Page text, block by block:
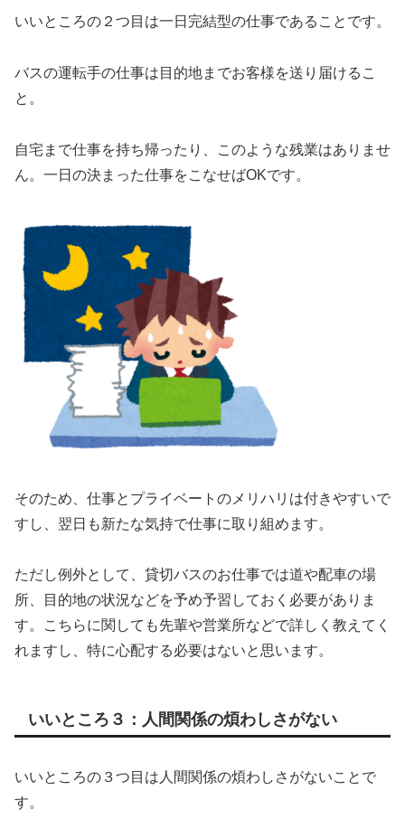
いいところの２つ目は一日完結型の仕事であることです。
バスの運転手の仕事は目的地までお客様を送り届けるこ
と。
自宅まで仕事を持ち帰ったり、このような残業はありませ
ん。一日の決まった仕事をこなせばOKです。
そのため、仕事とプライベートのメリハリは付きやすいで
すし、翌日も新たな気持で仕事に取り組めます。
ただし例外として、貸切バスのお仕事では道や配車の場
所、目的地の状況などを予め予習しておく必要がありま
す。こちらに関しても先輩や営業所などで詳しく教えてく
れますし、特に心配する必要はないと思います。
いいところ３：人間関係の煩わしさがない
いいところの３つ目は人間関係の煩わしさがないことで
す。